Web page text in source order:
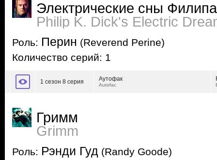
Электрические сны
Philip K. Dick's Electric
Роль: Перин (Reverend Perine)
Количество серий: 1
1 сезон 8 серия Аутофак
Autofac
Гримм
Grimm
Роль: Рэнди Гуд (Randy Goode)